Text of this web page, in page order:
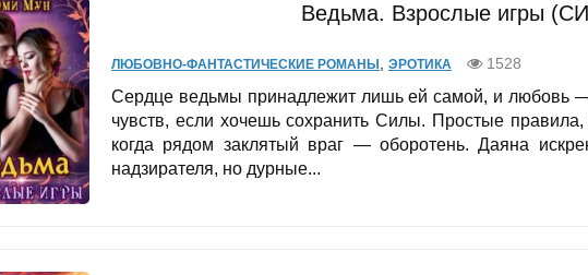
Ведьма. Взрослые игры
ЛЮБОВНО-ФАНТАСТИЧЕСКИЕ РОМАНЫ , ЭРОТИКА 1528
Сердце ведьмы принадлежит лишь ей самой, и любовь —
чувств, если хочешь сохранить Силы. Простые
когда рядом заклятый враг — оборотень. Даяна
надзирателя, но дурные...